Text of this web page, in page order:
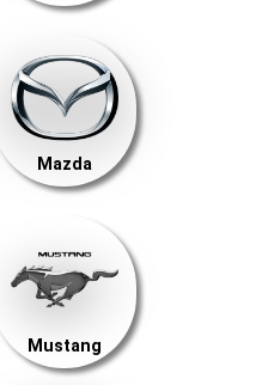
Mazda
Mustang